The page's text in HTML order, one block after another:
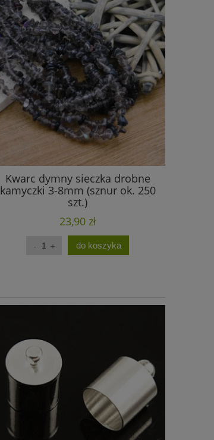
Kwarc dymny sieczka drobne
kamyczki 3-8mm (sznur ok. 250
szt.)
23,90 zł
do koszyka